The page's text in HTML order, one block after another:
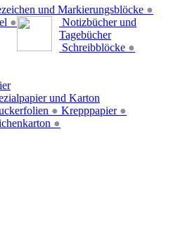
und Markierungsblöcke ●
●
Notizbücher und
Tagebücher
Schreibblöcke ●
und Karton
● Krepppapier ●
●